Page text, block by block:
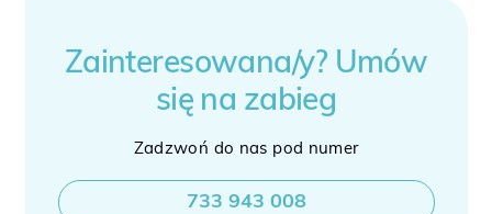
Zainteresowana/y? Umów
się na zabieg
Zadzwoń do nas pod numer
733 943 008